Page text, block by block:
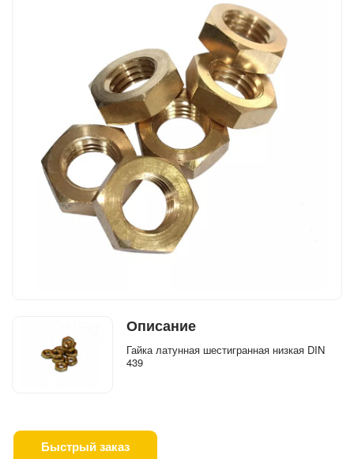
Описание
Гайка латунная шестигранная низкая DIN
439
Быстрый заказ